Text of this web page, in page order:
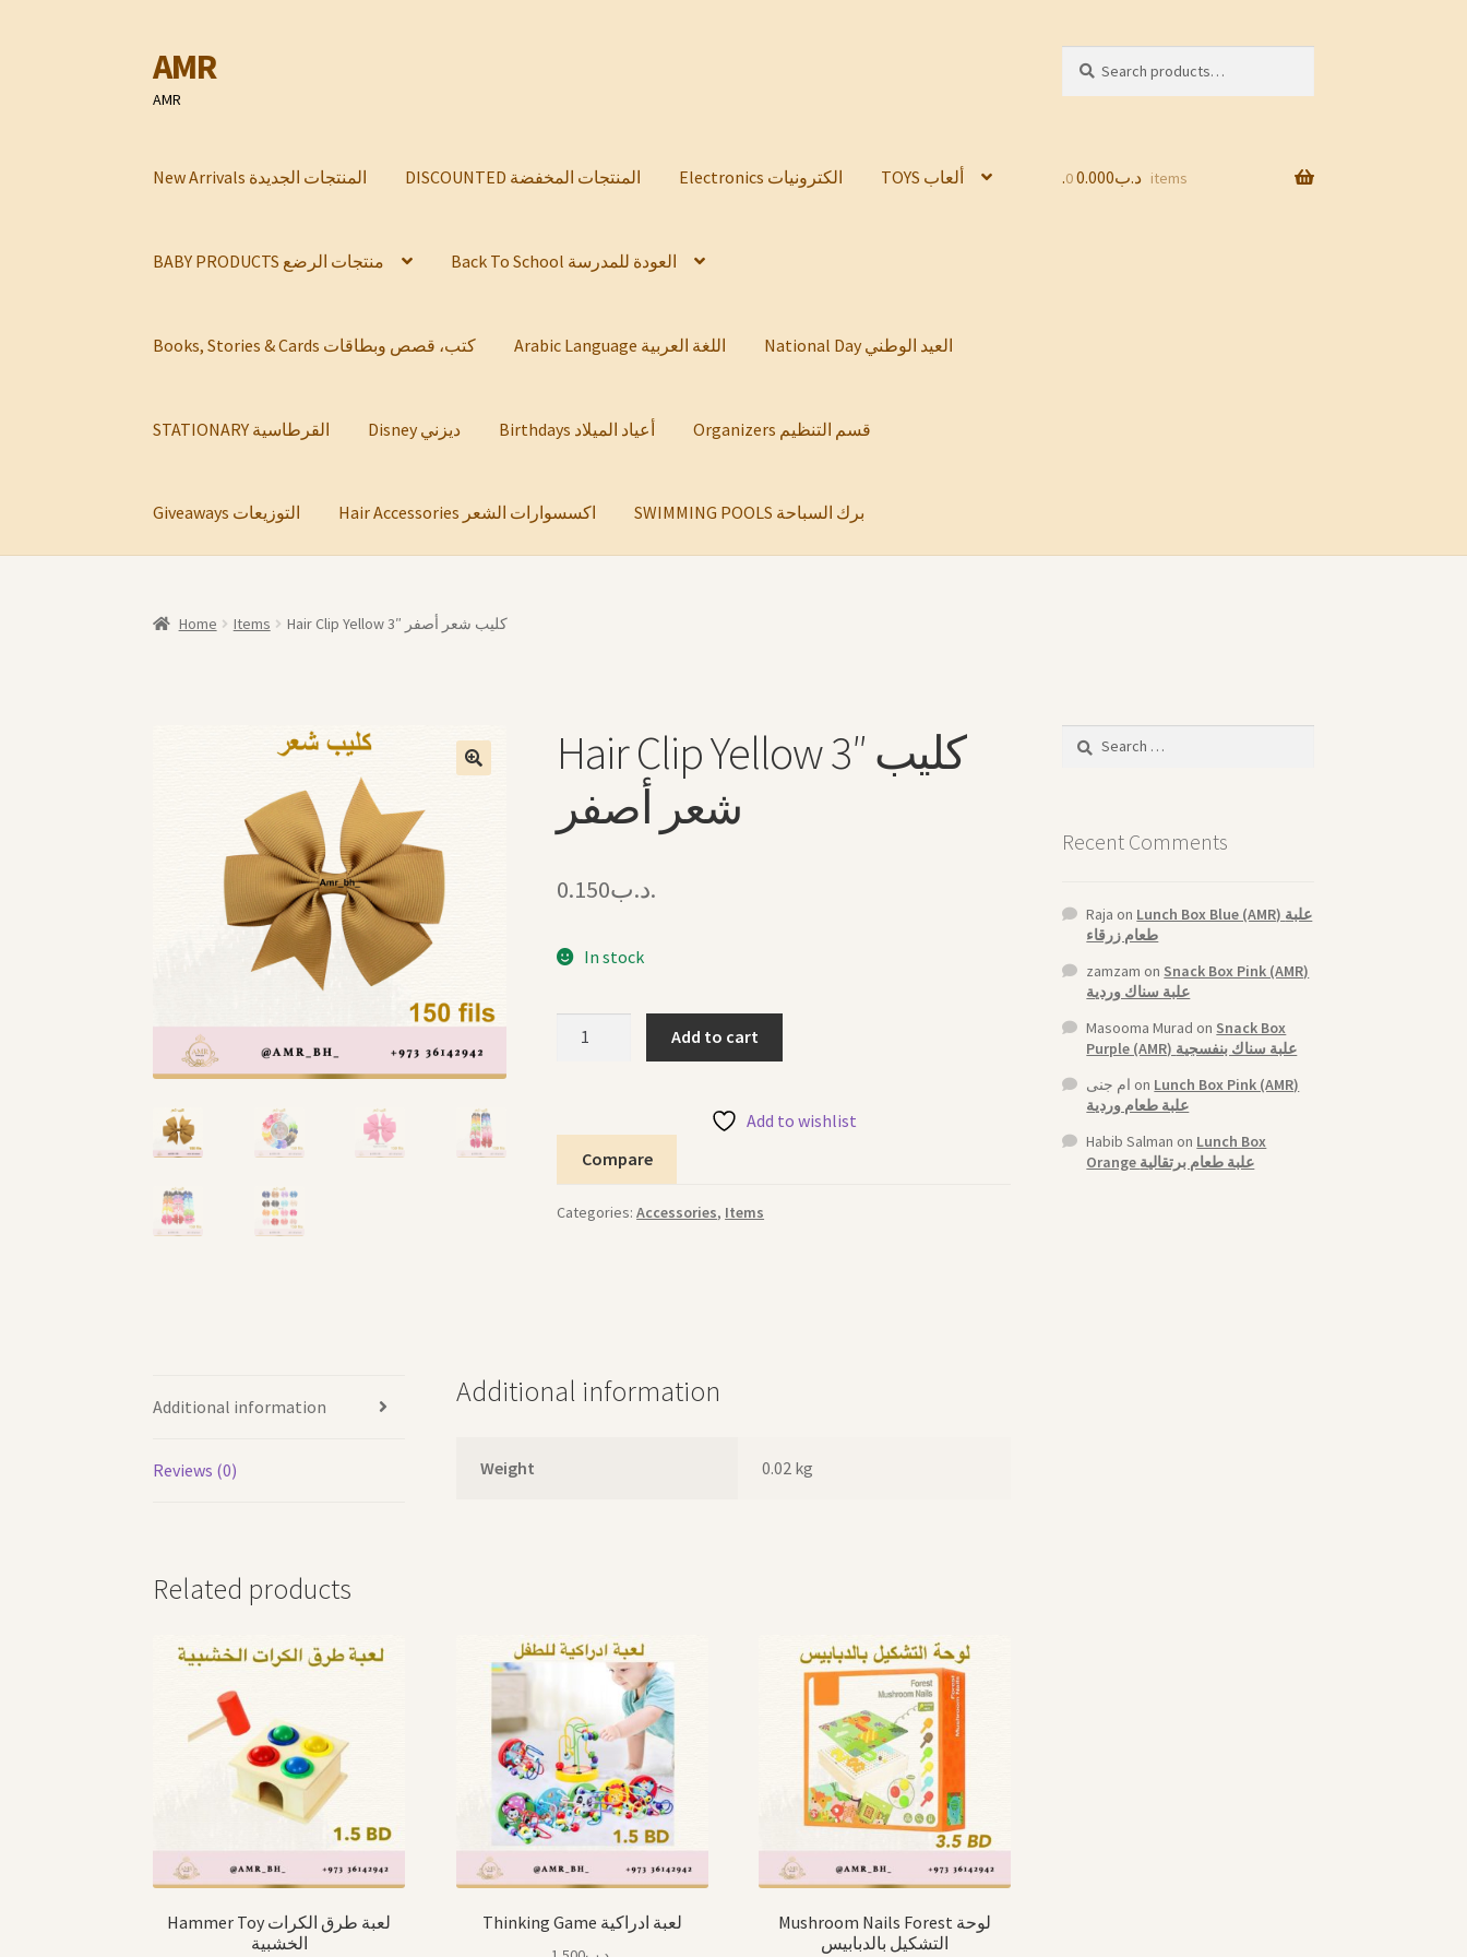
Skip
to
navigation
Skip
to
content
AMR
AMR
for:
New Arrivals المنتجات الجديدة DISCOUNTED المنتجات المخفضة Electronics الكترونيات TOYS ألعاب
BABY PRODUCTS منتجات الرضع Back To School العودة للمدرسة
Books, Stories & Cards كتب، قصص وبطاقات Arabic Language اللغة العربية National Day العيد الوطني
STATIONARY القرطاسية Disney ديزني Birthdays أعياد الميلاد Organizers قسم التنظيم
Giveaways التوزيعات Hair Accessories اكسسوارات الشعر SWIMMING POOLS برك السباحة
.د.ب0.000 0 items
Home Items Hair Clip Yellow 3″ كليب شعر أصفر
Hair Clip Yellow 3″ كليب
شعر أصفر
.د.ب0.150
In stock
كليب
شعر
أصفر
quantity
Add to cart
Add to wishlist
Compare
Categories:Accessories, Items
Additional information
Reviews (0)
Additional information
Weight 0.02 kg
Related products
Hammer Toy لعبة طرق الكرات
الخشبية
Thinking Game لعبة ادراكية
Mushroom Nails Forest لوحة
التشكيل بالدبابيس
Search
Recent Comments
Raja on Lunch Box Blue (AMR) علبة
طعام زرقاء
zamzam on Snack Box Pink (AMR)
علبة سناك وردية
Masooma Murad on Snack Box
Purple (AMR) علبة سناك بنفسجية
ام جنى on Lunch Box Pink (AMR)
علبة طعام وردية
Habib Salman on Lunch Box
Orange علبة طعام برتقالية